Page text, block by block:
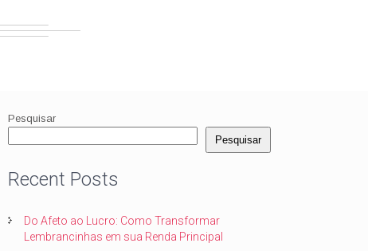
Pesquisar
Pesquisar
Recent Posts
Do Afeto ao Lucro: Como Transformar
Lembrancinhas em sua Renda Principal